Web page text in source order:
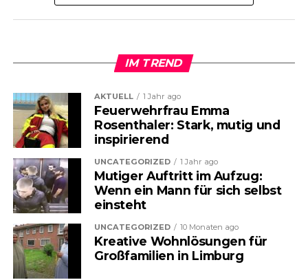
Die Gesundheitskosten steigen –
und das spüren viele Menschen
längst im Alltag. Ob beim
Arztbesuch, in der Apotheke oder
IM TREND
AKTUELL 1 Jahr ago
Feuerwehrfrau Emma
Rosenthaler: Stark, mutig und
inspirierend
UNCATEGORIZED 1 Jahr ago
Mutiger Auftritt im Aufzug:
Wenn ein Mann für sich selbst
einsteht
UNCATEGORIZED 10 Monaten ago
Kreative Wohnlösungen für
Großfamilien in Limburg